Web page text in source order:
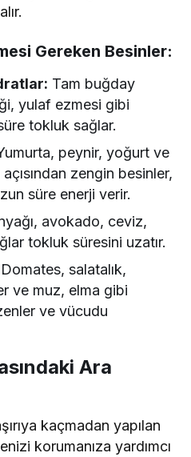
Gereken Besinler:
Tam buğday
yulaf ezmesi gibi
tokluk sağlar.
peynir, yoğurt ve
zengin besinler,
süre enerji verir.
avokado, ceviz,
tokluk süresini uzatır.
Domates, salatalık,
ve muz, elma gibi
ve vücudu
Ara
kaçmadan yapılan
korumanıza yardımcı